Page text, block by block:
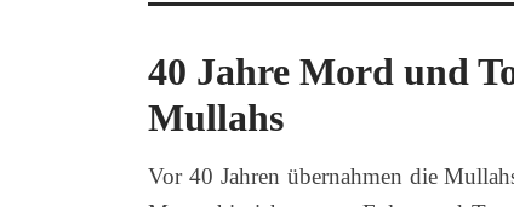
40 Jahre Mord und
Mullahs
Vor 40 Jahren übernahmen die